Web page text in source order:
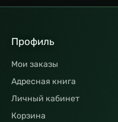
Профиль
Мои заказы
Адресная книга
Личный кабинет
Корзина